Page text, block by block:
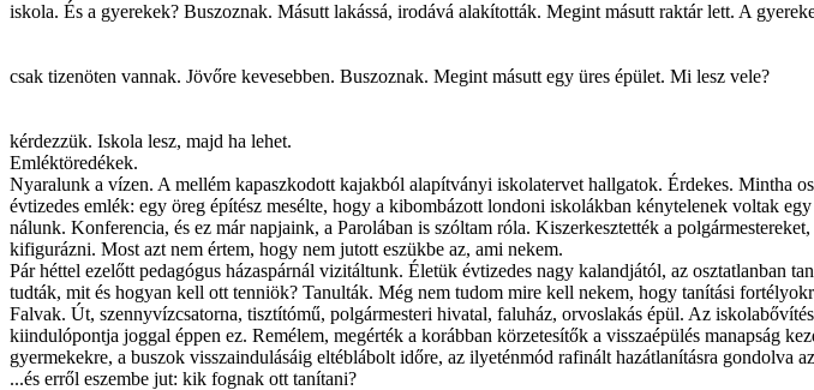
iskola. És a gyerekek? Buszoznak. Másutt lakássá, irodává alakították. Megint másutt raktár lett. A
csak tizenöten vannak. Jövőre kevesebben. Buszoznak. Megint másutt egy üres épület. Mi lesz vele?
kérdezzük. Iskola lesz, majd ha lehet.
Emléktöredékek.
Nyaralunk a vízen. A mellém kapaszkodott kajakból alapítványi iskolatervet hallgatok. Érdekes. Mintha
évtizedes emlék: egy öreg építész mesélte, hogy a kibombázott londoni iskolákban kénytelenek voltak
nálunk. Konferencia, és ez már napjaink, a Parolában is szóltam róla. Kiszerkesztették a
kifigurázni. Most azt nem értem, hogy nem jutott eszükbe az, ami nekem.
Pár héttel ezelőtt pedagógus házaspárnál vizitáltunk. Életük évtizedes nagy kalandjától, az osztatlanban
tudták, mit és hogyan kell ott tenniök? Tanulták. Még nem tudom mire kell nekem, hogy tanítási
Falvak. Út, szennyvízcsatorna, tisztítómű, polgármesteri hivatal, faluház, orvoslakás épül. Az
kiindulópontja joggal éppen ez. Remélem, megérték a korábban körzetesítők a visszaépülés manapság
gyermekekre, a buszok visszaindulásáig eltéblábolt időre, az ilyeténmód rafinált hazátlanításra gondolva
...és erről eszembe jut: kik fognak ott tanítani?